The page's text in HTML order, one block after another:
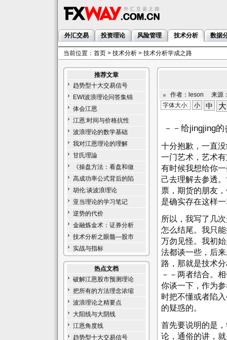
外汇交易 投资理论 风险管理 技术分析 数据
当前位置： 首页 > 技术分析 > 技术分析学成之路
推荐文章
趋势型十大交易信号
EWI波浪理论问答集锦
体会江恩
江恩:时间与价格抗性
波浪理论的数学基础
我对江恩理论的理解
甘氏理論
《操盘方法：看盘和做
高成功率公式背后的陷
胡伦:谈波浪理论
亚当理论的学习笔记
逆势的代价
金融炼金术：证券分析
技术分析之眼髓—股市
实战与指标
热点文档
破解江恩股市预测理论
把所有的方法理念浓缩
波浪理论之精要点
大阳线与大阴线
江恩角度线
趋势型十大交易信号
作者：leson 来源
字体大小:
小 中 大
－－给jingjing的
十分抱歉，一直
一门艺术，艺术
有时候我想给你
己去理解去参透
票，期货的朋友
是确实存在这样
所以，我写了几
怎么结尾。我只
万勿见怪。我初
法都谈一些，后
路，那就是技术
－－两者结合。
你谈一下，作为
时把不懂或者陷
的疑惑的。
首先要说明的是
论，通俗的讲，